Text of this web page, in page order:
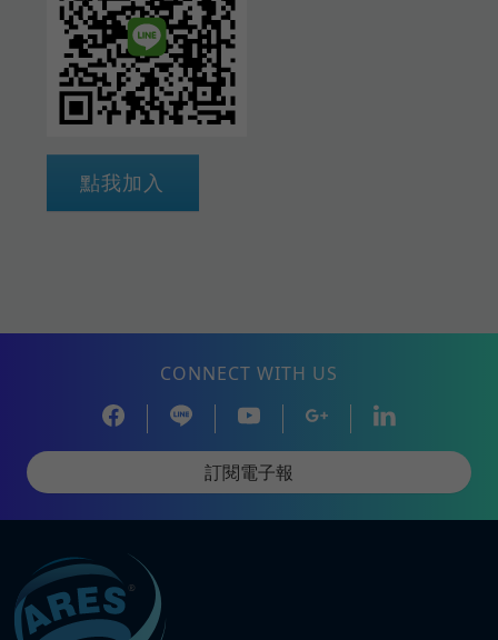
點我加入
CONNECT WITH US
訂閱電子報